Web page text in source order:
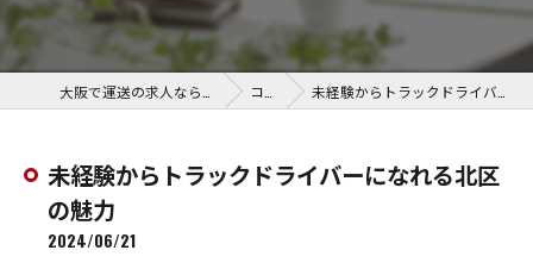
コラム 未経験からトラックドライバーになれる北区の魅力
未経験からトラックドライバーになれる北区
の魅力
2024/06/21